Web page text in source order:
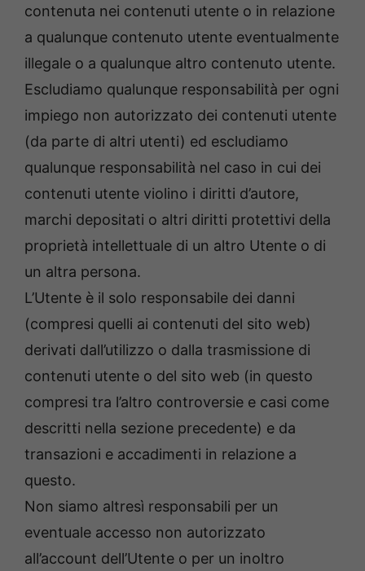
contenuta nei contenuti utente o in relazione
a qualunque contenuto utente eventualmente
illegale o a qualunque altro contenuto utente.
Escludiamo qualunque responsabilità per ogni
impiego non autorizzato dei contenuti utente
(da parte di altri utenti) ed escludiamo
qualunque responsabilità nel caso in cui dei
contenuti utente violino i diritti d’autore,
marchi depositati o altri diritti protettivi della
proprietà intellettuale di un altro Utente o di
un altra persona.
L’Utente è il solo responsabile dei danni
(compresi quelli ai contenuti del sito web)
derivati dall’utilizzo o dalla trasmissione di
contenuti utente o del sito web (in questo
compresi tra l’altro controversie e casi come
descritti nella sezione precedente) e da
transazioni e accadimenti in relazione a
questo.
Non siamo altresì responsabili per un
eventuale accesso non autorizzato
all’account dell’Utente o per un inoltro